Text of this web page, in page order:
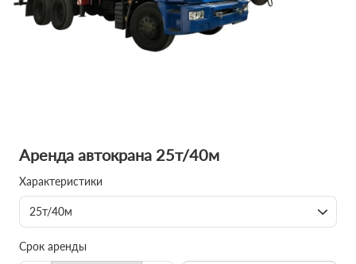
Аренда автокрана 25т/40м
Характеристики
25т/40м
Срок аренды